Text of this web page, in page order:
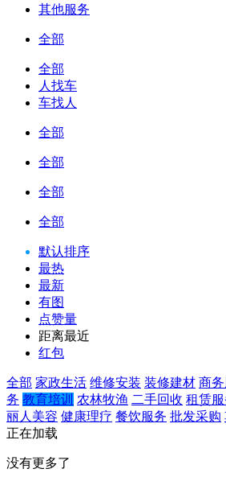
其他服务
全部
全部
人找车
车找人
全部
全部
全部
全部
默认排序
最热
最新
有图
点赞量
距离最近
红包
全部 家政生活 维修安装 装修建材 商
务 教育培训 农林牧渔 二手回收 租赁
丽人美容 健康理疗 餐饮服务 批发采购
正在加载
没有更多了